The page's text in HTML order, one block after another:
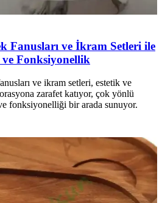
Fanusları ve İkram Setleri ile
ve Fonksiyonellik
ve ikram setleri, estetik ve
zarafet katıyor, çok yönlü
fonksiyonelliği bir arada sunuyor.